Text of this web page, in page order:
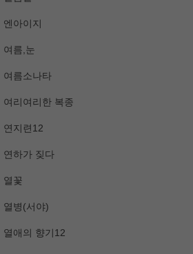
엔아이지
여름,눈
여름소나타
여리여리한 복종
연지련12
연하가 짖다
열꽃
열병(서야)
열애의 향기12